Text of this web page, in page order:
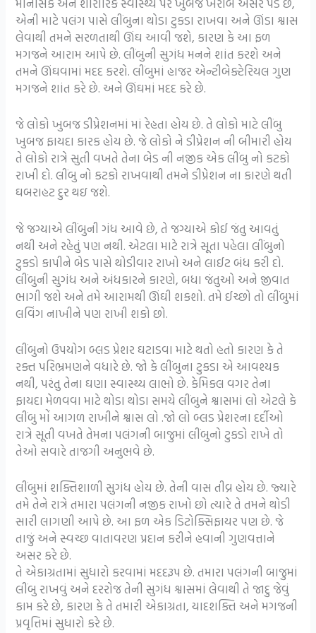
એની માટે પલંગ પાસે લીંબુના થોડા ટુકડા રાખવા અને ઊંડા શ્વાસ
લેવાથી તમને સરળતાથી ઊંઘ આવી જશે, કારણ કે આ ફળ
મગજને આરામ આપે છે. લીંબુની સુગંધ મનને શાંત કરશે અને
તમને ઊંઘવામાં મદદ કરશે. લીંબુમાં હાજર એન્ટીબેક્ટેરિયલ ગુણ
મગજને શાંત કરે છે. અને ઊંઘમાં મદદ કરે છે.
જે લોકો ખુબજ ડીપ્રેશનમાં માં રેહતા હોય છે. તે લોકો માટે લીંબુ
ખુબજ ફાયદા કારક હોય છે. જે લોકો ને ડીપ્રેશન ની બીમારી હોય
તે લોકો રાત્રે સુતી વખતે તેના બેડ ની નજીક એક લીંબુ નો કટકો
રાખી દો. લીંબુ નો કટકો રાખવાથી તમને ડીપ્રેશન ના કારણે થતી
ઘબરાહટ દુર થઇ જશે.
જે જગ્યાએ લીંબુની ગંધ આવે છે, તે જગ્યાએ કોઈ જંતુ આવતું
નથી અને રહેતું પણ નથી. એટલા માટે રાત્રે સૂતા પહેલા લીંબુનો
ટુકડો કાપીને બેડ પાસે થોડીવાર રાખો અને લાઈટ બંધ કરી દો.
લીંબુની સુગંધ અને અંધકારને કારણે, બધા જંતુઓ અને જીવાત
ભાગી જશે અને તમે આરામથી ઊંઘી શકશો. તમે ઈચ્છો તો લીંબુમાં
લવિંગ નાખીને પણ રાખી શકો છો.
લીંબુનો ઉપયોગ બ્લડ પ્રેશર ઘટાડવા માટે થતો હતો કારણ કે તે
રક્ત પરિભ્રમણને વધારે છે. જો કે લીંબુના ટુકડા એ આવશ્યક
નથી, પરંતુ તેના ઘણા સ્વાસ્થ્ય લાભો છે. કેમિકલ વગર તેના
ફાયદા મેળવવા માટે થોડા થોડા સમયે લીંબુને શ્વાસમાં લો એટલે કે
લીંબુ મોં આગળ રાખીને શ્વાસ લો .જો લો બ્લડ પ્રેશરના દર્દીઓ
રાત્રે સૂતી વખતે તેમના પલંગની બાજુમાં લીંબુનો ટુકડો રાખે તો
તેઓ સવારે તાજગી અનુભવે છે.
લીંબુમાં શક્તિશાળી સુગંધ હોય છે. તેની વાસ તીવ્ર હોય છે. જ્યારે
તમે તેને રાત્રે તમારા પલંગની નજીક રાખો છો ત્યારે તે તમને થોડી
સારી લાગણી આપે છે. આ ફળ એક ડિટોક્સિફાયર પણ છે. જે
તાજું અને સ્વચ્છ વાતાવરણ પ્રદાન કરીને હવાની ગુણવત્તાને
અસર કરે છે.
તે એકાગ્રતામાં સુધારો કરવામાં મદદરૂપ છે. તમારા પલંગની બાજુમાં
લીંબુ રાખવું અને દરરોજ તેની સુગંધ શ્વાસમાં લેવાથી તે જાદુ જેવું
કામ કરે છે, કારણ કે તે તમારી એકાગ્રતા, યાદશક્તિ અને મગજની
પ્રવૃત્તિમાં સુધારો કરે છે.